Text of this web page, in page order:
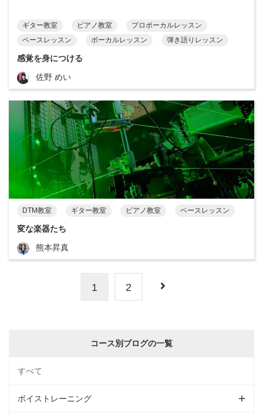
ギター教室 ピアノ教室
プロボーカルレッスン
ベースレッスン
ボーカルレッスン 弾き語りレッスン
感覚を身につける
佐野 めい
DTM教室 ギター教室 ピアノ教室 ベースレッスン
変な楽器たち
熊本昇真
1 2
コース別ブログの一覧
すべて
ボイストレーニング